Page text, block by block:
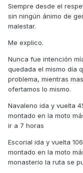
Siempre desde el
sin ningún ánimo de
malestar.
Me explico.
Nunca fue intención
quedada el mismo día
problema, mientras
ofertamos lo mismo.
Navaleno ida y vuelta
montado en la moto
ir a 7 horas
Escorial ida y vuelta
montado en la moto
monasterio la ruta se